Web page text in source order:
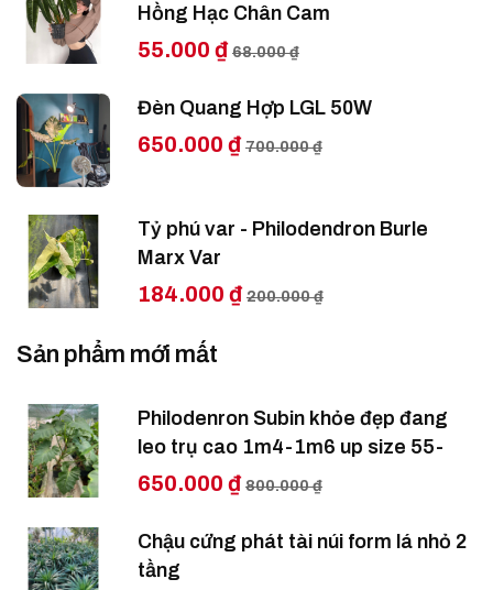
Hồng Hạc Chân Cam
55.000 ₫ 68.000 ₫
Đèn Quang Hợp LGL 50W
650.000 ₫ 700.000 ₫
Tỷ phú var - Philodendron Burle
Marx Var
184.000 ₫ 200.000 ₫
Sản phẩm mới mất
Philodenron Subin khỏe đẹp đang
leo trụ cao 1m4-1m6 up size 55-
650.000 ₫ 800.000 ₫
Chậu cứng phát tài núi form lá nhỏ 2
tầng